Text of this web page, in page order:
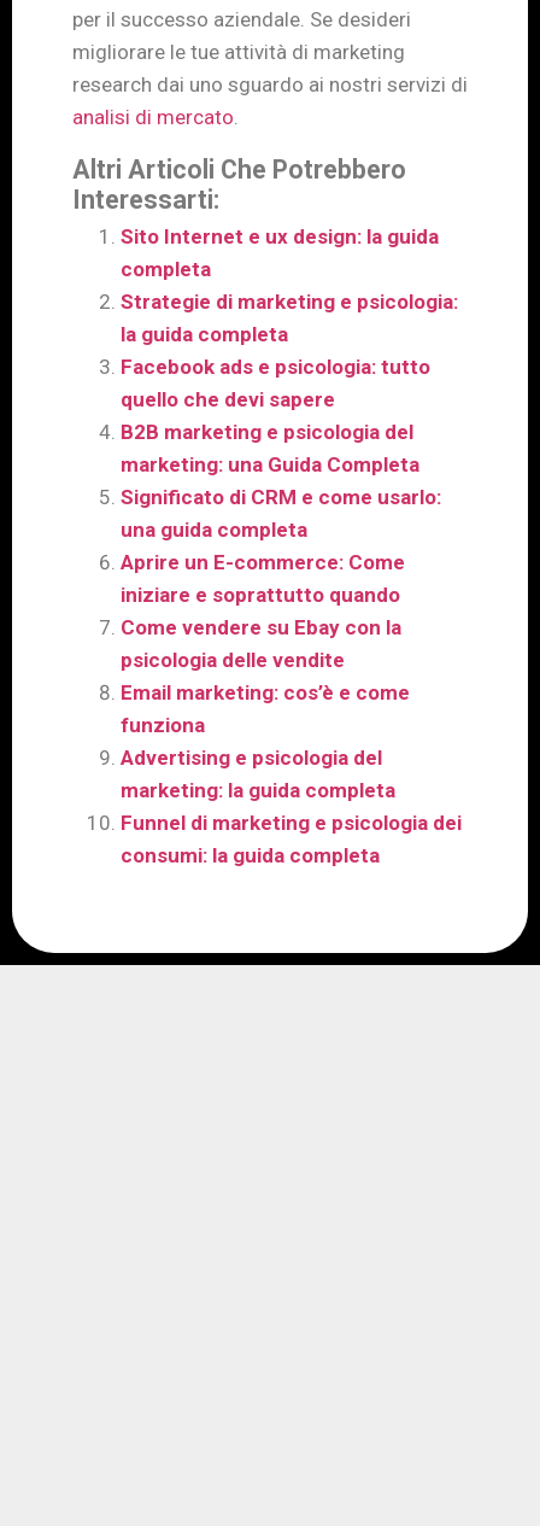
per il successo aziendale. Se desideri
migliorare le tue attività di marketing
research dai uno sguardo ai nostri servizi di
analisi di mercato
Altri Articoli Che Potrebbero
Interessarti:
Sito Internet e ux design: la guida
completa
Strategie di marketing e psicologia:
la guida completa
Facebook ads e psicologia: tutto
quello che devi sapere
B2B marketing e psicologia del
marketing: una Guida Completa
Significato di CRM e come usarlo:
una guida completa
Aprire un E-commerce: Come
iniziare e soprattutto quando
Come vendere su Ebay con la
psicologia delle vendite
Email marketing: cos’è e come
funziona
Advertising e psicologia del
marketing: la guida completa
Funnel di marketing e psicologia dei
consumi: la guida completa